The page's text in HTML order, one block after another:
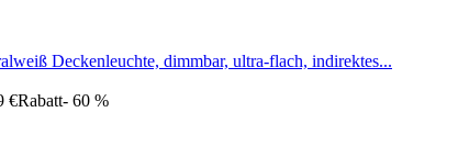
Deckenleuchte, dimmbar, ultra-flach, indirektes...
€Rabatt- 60 %